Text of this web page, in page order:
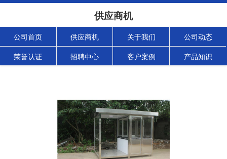
供应商机
公司首页 供应商机 关于我们 公司动态
荣誉认证 招聘中心 客户案例 产品知识